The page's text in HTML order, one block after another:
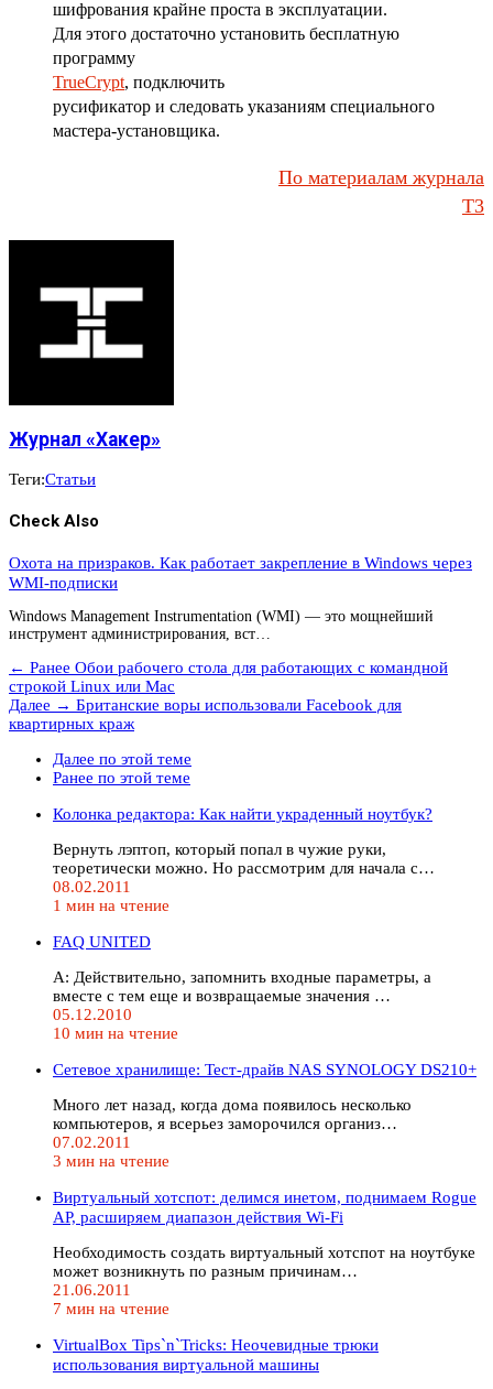
шифрования крайне проста в эксплуатации.
Для этого достаточно установить бесплатную
программу
TrueCrypt, подключить
русификатор и следовать указаниям специального
мастера-установщика.
По материалам журнала
Т3
Журнал «Хакер»
Теги:Статьи
Check Also
Охота на призраков. Как работает закрепление в Windows через
WMI-подписки
Windows Management Instrumentation (WMI) — это мощнейший
инструмент администрирования, вст…
← Ранее Обои рабочего стола для работающих с командной
строкой Linux или Mac
Далее → Британские воры использовали Facebook для
квартирных краж
Далее по этой теме
Ранее по этой теме
Колонка редактора: Как найти украденный ноутбук?
Вернуть лэптоп, который попал в чужие руки,
теоретически можно. Но рассмотрим для начала с…
08.02.2011
1 мин на чтение
FAQ UNITED
А: Действительно, запомнить входные параметры, а
вместе с тем еще и возвращаемые значения …
05.12.2010
10 мин на чтение
Сетевое хранилище: Тест-драйв NAS SYNOLOGY DS210+
Много лет назад, когда дома появилось несколько
компьютеров, я всерьез заморочился организ…
07.02.2011
3 мин на чтение
Виртуальный хотспот: делимся инетом, поднимаем Rogue
AP, расширяем диапазон действия Wi-Fi
Необходимость создать виртуальный хотспот на ноутбуке
может возникнуть по разным причинам…
21.06.2011
7 мин на чтение
VirtualBox Tips`n`Tricks: Неочевидные трюки
использования виртуальной машины